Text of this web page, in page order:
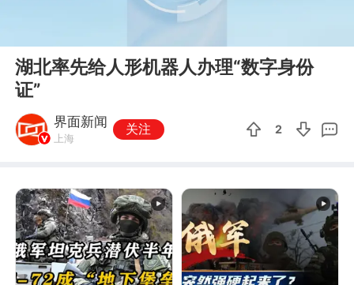
湖北率先给人形机器人办理“数字身份
证”
界面新闻
上海
关注 2